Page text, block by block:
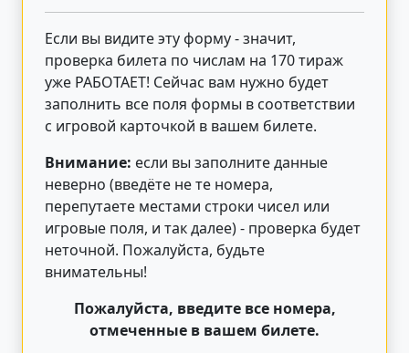
Если вы видите эту форму - значит,
проверка билета по числам на 170 тираж
уже РАБОТАЕТ! Сейчас вам нужно будет
заполнить все поля формы в соответствии
с игровой карточкой в вашем билете.
Внимание: если вы заполните данные
неверно (введёте не те номера,
перепутаете местами строки чисел или
игровые поля, и так далее) - проверка будет
неточной. Пожалуйста, будьте
внимательны!
Пожалуйста, введите все номера,
отмеченные в вашем билете.